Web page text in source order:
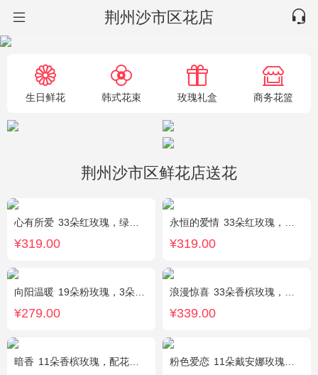
荆州沙市区花店
生日鲜花 韩式花束 玫瑰礼盒 商务花篮
荆州沙市区鲜花店送花
心有所爱 33朵红玫瑰，绿叶搭配
¥319.00
永恒的爱情 33朵红玫瑰，满天星、绿叶搭配
¥319.00
向阳温暖 19朵粉玫瑰，3朵向日葵，绿叶搭配
¥279.00
浪漫惊喜 33朵香槟玫瑰，白桔梗、尤加利间插
¥339.00
暗香 11朵香槟玫瑰，配花、绿叶搭配 粉色爱恋 11朵戴安娜玫瑰，满天星、绿叶搭配